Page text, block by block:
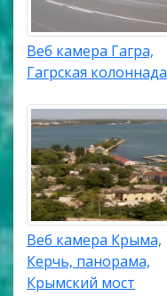
Веб камера Гагра,
Гагрская колоннада
Веб камера Крыма,
Керчь, панорама,
Крымский мост